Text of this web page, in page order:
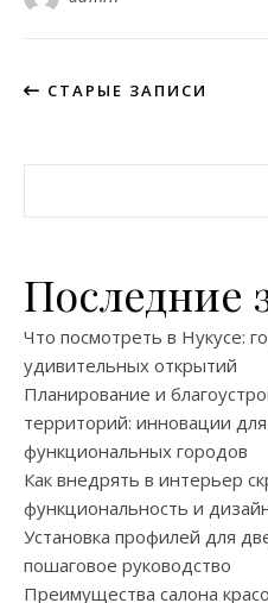
СТАРЫЕ ЗАПИСИ
Последние
Что посмотреть в Нукусе:
удивительных открытий
Планирование и
территорий: инновации
функциональных городов
Как внедрять в интерьер
функциональность и
Установка профилей для
пошаговое руководство
Преимущества салона